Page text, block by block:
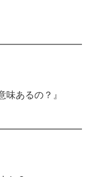
味あるの？』